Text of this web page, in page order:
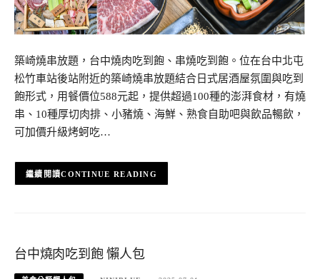
築崎燒串放題，台中燒肉吃到飽、串燒吃到飽。位在台中北屯
松竹車站後站附近的築崎燒串放題結合日式居酒屋氛圍與吃到
飽形式，用餐價位588元起，提供超過100種的澎湃食材，有燒
串、10種厚切肉排、小豬燒、海鮮、熟食自助吧與飲品暢飲，
可加價升級烤蚵吃…
CONTINUE READING
台中燒肉吃到飽 懶人包